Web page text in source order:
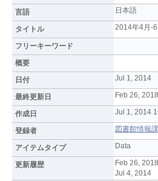
言語
日本語
タイトル 2014年4月-
フリーキーワード
概要
日付
Jul 1, 2014
最終更新日 Feb 26,
作成日 Jul 1, 2014
登録者 図書館情報
アイテムタイプ Data
更新履歴
Feb 26,
Jul 4, 2014